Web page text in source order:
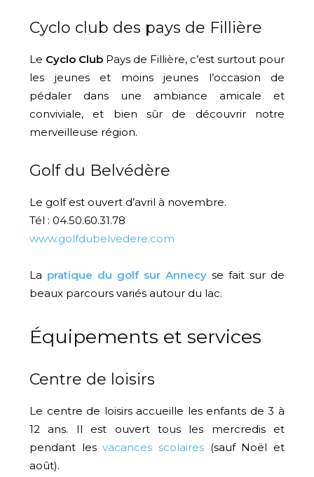
Cyclo club des pays de Fillière
Le Cyclo Club Pays de Fillière, c’est surtout pour
les jeunes et moins jeunes l’occasion de
pédaler dans une ambiance amicale et
conviviale, et bien sûr de découvrir notre
merveilleuse région.
Golf du Belvédère
Le golf est ouvert d’avril à novembre.
Tél : 04.50.60.31.78
www.golfdubelvedere.com
La pratique du golf sur Annecy se fait sur de
beaux parcours variés autour du lac.
Équipements et services
Centre de loisirs
Le centre de loisirs accueille les enfants de 3 à
12 ans. Il est ouvert tous les mercredis et
pendant lesvacances scolaires (sauf Noël et
août).